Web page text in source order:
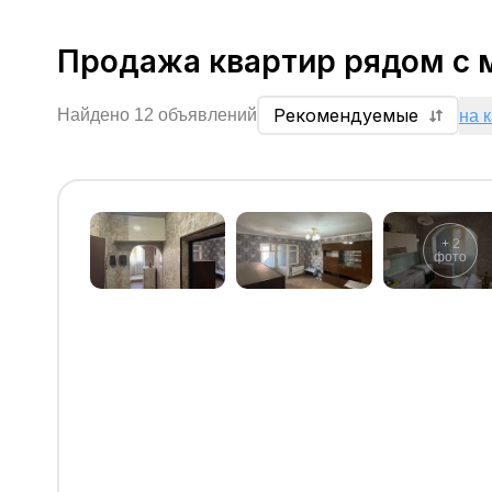
Продажа квартир рядом с
Найдено 12 объявлений Рекомендуемые на
+ 2
фото